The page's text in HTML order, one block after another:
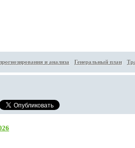
и анализа Генеральный план